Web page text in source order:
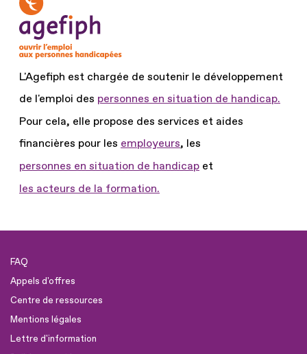
L'Agefiph est chargée de soutenir le développement
de l'emploi des personnes en situation de handicap.
Pour cela, elle propose des services et aides
financières pour les employeurs, les
personnes en situation de handicap et
les acteurs de la formation.
FAQ
Appels d'offres
Centre de ressources
Mentions légales
Lettre d'information